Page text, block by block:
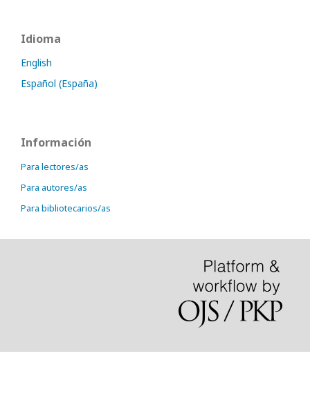
Idioma
English
Español (España)
Información
Para lectores/as
Para autores/as
Para bibliotecarios/as